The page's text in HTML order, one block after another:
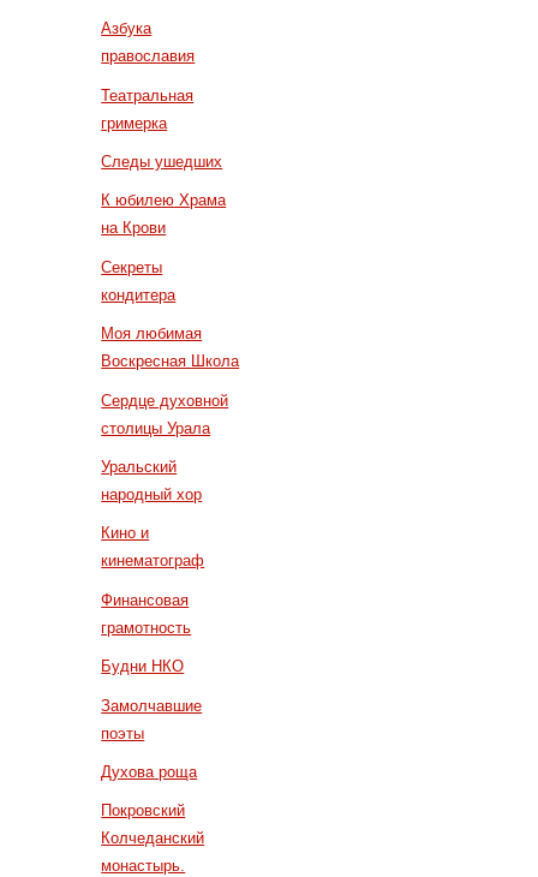
Азбука
православия
Театральная
гримерка
Следы ушедших
К юбилею Храма
на Крови
Секреты
кондитера
Моя любимая
Воскресная Школа
Сердце духовной
столицы Урала
Уральский
народный хор
Кино и
кинематограф
Финансовая
грамотность
Будни НКО
Замолчавшие
поэты
Духова роща
Покровский
Колчеданский
монастырь.